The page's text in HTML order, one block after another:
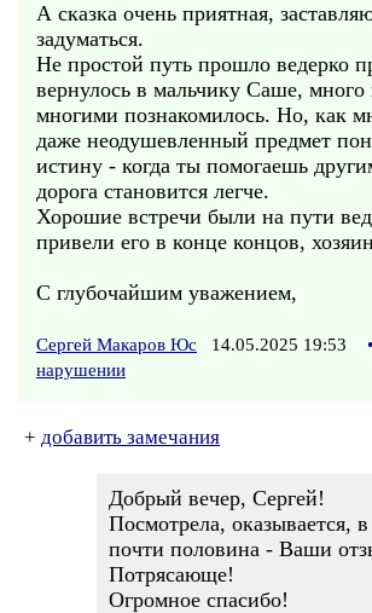
А сказка очень приятная,
задуматься.
Не простой путь прошло ведерко
вернулось в мальчику Саше, много
многими познакомилось. Но, как
даже неодушевленный предмет
истину - когда ты помогаешь
дорога становится легче.
Хорошие встречи были на пути
привели его в конце концов,
С глубочайшим уважением,
Сергей Макаров Юс 14.05.2025 19:53 •
нарушении
+ добавить замечания
Добрый вечер, Сергей!
Посмотрела, оказывается,
почти половина - Ваши
Потрясающе!
Огромное спасибо!